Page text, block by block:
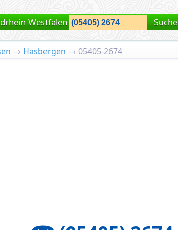
Westfalen Suche
→ Hasbergen → 05405-2674